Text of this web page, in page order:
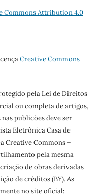
Commons Attribution 4.0
Creative Commons
pela Lei de Direitos
ou completa de artigos,
publicões deve ser
Eletrônica Casa de
Creative Commons –
pela mesma
de obras derivadas
de créditos (BY). As
no site oficial: